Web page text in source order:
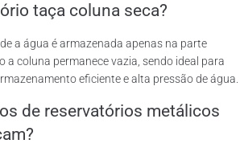
taça coluna seca?
a água é armazenada apenas na parte
a coluna permanece vazia, sendo ideal para
eficiente e alta pressão de água.
de reservatórios metálicos